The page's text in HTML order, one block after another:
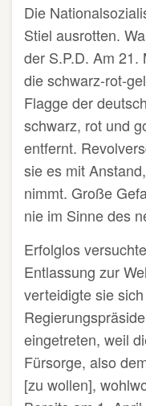
Die
Stiel ausrotten.
der S.P.D. Am 21.
die schwarz-rot-
Flagge der
schwarz, rot und
entfernt.
sie es mit
nimmt. Große
nie im Sinne des
Erfolglos
Entlassung zur
verteidigte sie
eingetreten, weil
Fürsorge, also
[zu wollen],